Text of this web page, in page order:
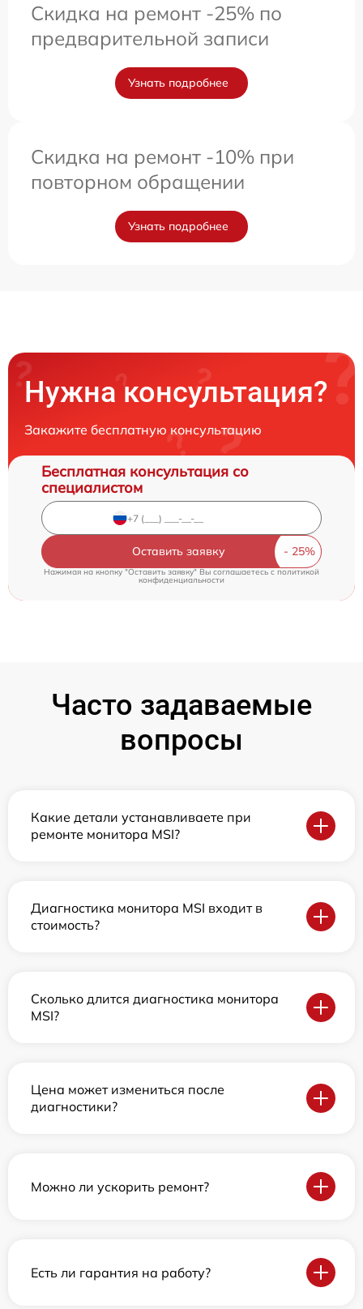
Скидка на ремонт -25% по
предварительной записи
Узнать подробнее
Скидка на ремонт -10% при
повторном обращении
Узнать подробнее
Нужна консультация?
Закажите бесплатную консультацию
Бесплатная консультация со
специалистом
Оставить заявку
Нажимая на кнопку "Оставить заявку" Вы соглашаетесь cполитикой
конфиденциальности
Часто задаваемые
вопросы
Какие детали устанавливаете при
ремонте монитора MSI?
Диагностика монитора MSI входит в
стоимость?
Сколько длится диагностика монитора
MSI?
Цена может измениться после
диагностики?
Можно ли ускорить ремонт?
Есть ли гарантия на работу?